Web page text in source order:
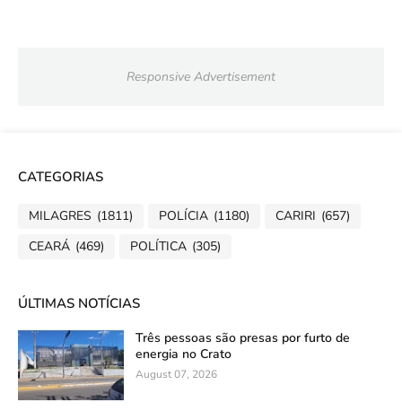
Responsive Advertisement
CATEGORIAS
MILAGRES (1811) POLÍCIA (1180) CARIRI (657)
CEARÁ (469) POLÍTICA (305)
ÚLTIMAS NOTÍCIAS
Três pessoas são presas por furto de
energia no Crato
August 07, 2026